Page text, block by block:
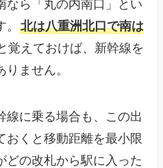
なら「丸の内南口」とい
。北は八重洲北口で南は
覚えておけば、新幹線を
ません。
線に乗る場合も、この出
おくと移動距離を最小限
どの改札から駅に入った